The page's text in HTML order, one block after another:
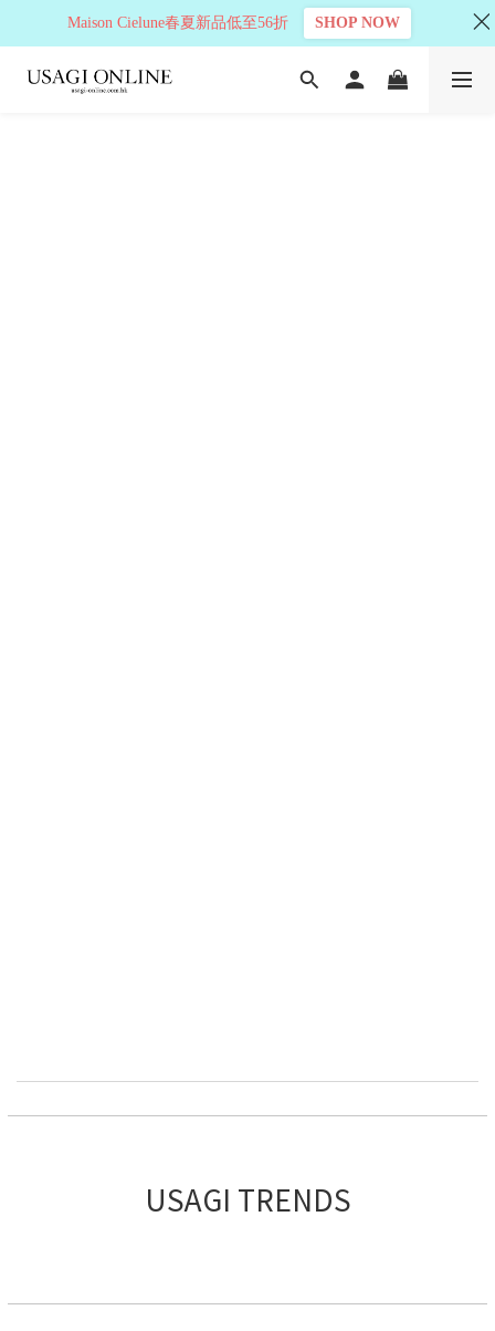
USAGI TRENDS
Maison Cielune春夏新品低至56折 SHOP NOW